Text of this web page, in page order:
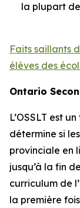
la plupart
Faits saillants
élèves des
Ontario Seco
L’OSSLT est
détermine si
provinciale en
jusqu’à la fin
curriculum de
la première